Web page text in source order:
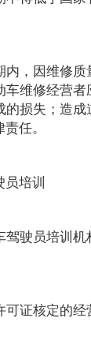
内，因维修
车维修经营者
的损失；造成
任。
培训
驾驶员培训
可证核定的